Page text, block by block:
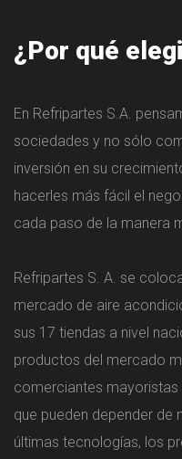
¿Por qué
En Refripartes S.A.
sociedades y no sólo
inversión en su
hacerles más fácil el
cada paso de la manera
Refripartes S. A. se
mercado de aire
sus 17 tiendas a nivel
productos del mercado
comerciantes mayoristas
que pueden depender de
últimas tecnologías, los